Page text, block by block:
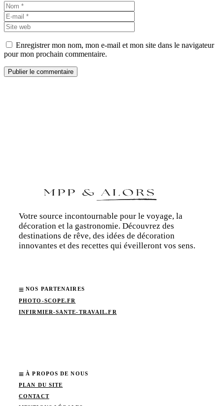
Nom
mail
web
Enregistrer mon nom, mon e-mail et mon site dans le navigateur
pour mon prochain commentaire.
Votre source incontournable pour le voyage, la
décoration et la gastronomie. Découvrez des
destinations de rêve, des idées de décoration
innovantes et des recettes qui éveilleront vos sens.
NOS PARTENAIRES
PHOTO-SCOPE.FR
INFIRMIER-SANTE-TRAVAIL.FR
À PROPOS DE NOUS
PLAN DU SITE
CONTACT